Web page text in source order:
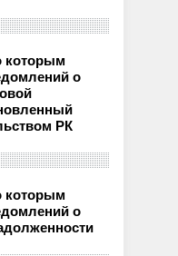
которым
о
РК
которым
о